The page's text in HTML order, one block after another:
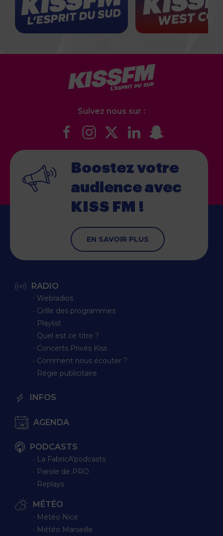
Suivez nous sur :
Boostez votre
audience avec
KISS FM !
EN SAVOIR PLUS
RADIO
∙ Webradios
∙ Grille des programmes
∙ Playlist
∙ Quel est ce titre ?
∙ Concerts Privés Kiss
∙ Comment nous écouter ?
∙ Régie publicitaire
INFOS
AGENDA
PODCASTS
∙ La FabricA'podcasts
∙ Parole de PRO
∙ Replays
MÉTÉO
∙ Météo Nice
∙ Météo Marseille